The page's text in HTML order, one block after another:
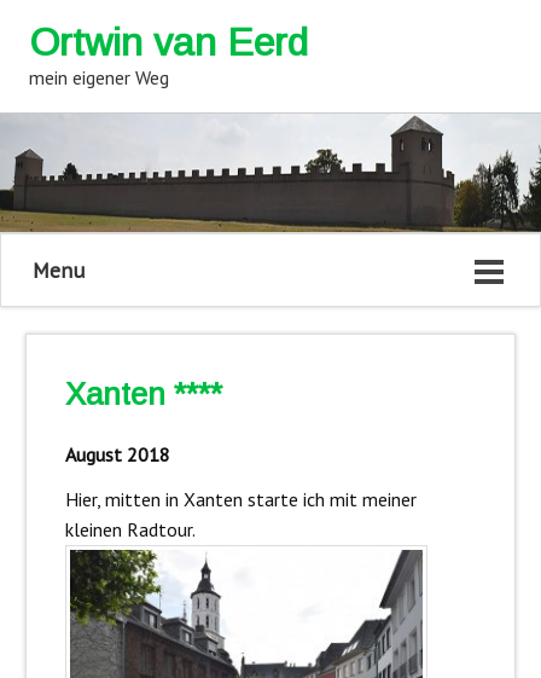
Ortwin van Eerd
mein eigener Weg
Menu
Xanten ****
August 2018
Hier, mitten in Xanten starte ich mit meiner
kleinen Radtour.